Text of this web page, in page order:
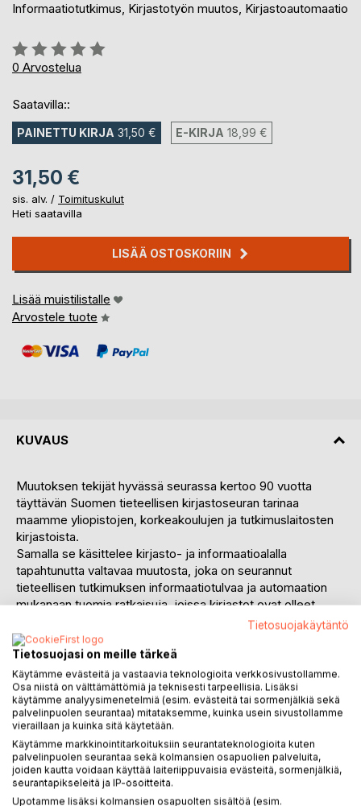
Informaatiotutkimus, Kirjastotyön muutos, Kirjastoautomaatio
Arvostelu::
0%
0 Arvostelua
Saatavilla::
PAINETTU KIRJA 31,50 € E-KIRJA 18,99 €
31,50 €
sis. alv. / Toimituskulut
Heti saatavilla
LISÄÄ OSTOSKORIIN
Lisää muistilistalle
Arvostele tuote
KUVAUS
Muutoksen tekijät hyvässä seurassa kertoo 90 vuotta
täyttävän Suomen tieteellisen kirjastoseuran tarinaa
maamme yliopistojen, korkeakoulujen ja tutkimuslaitosten
kirjastoista.
Samalla se käsittelee kirjasto- ja informaatioalalla
tapahtunutta valtavaa muutosta, joka on seurannut
tieteellisen tutkimuksen informaatiotulvaa ja automaation
mukanaan tuomia ratkaisuja, joissa kirjastot ovat olleet
valppaina mukana. Kirjassa keskitytään vuosiin 1970-2010
jolloin tiedonhallinta ja -hankinta sekä sen jakaminen
alkoivat vaatia aivan uudenlaista kykyä pysyä mukana
muuttuvassa toimintaympäristössä, mutta samalla sivutaan
myös vanhempia vuosikymmeniä samoin kuin aivan viime
vuosina tapahtunutta kehitystä.
Kirjan kirjoittajat ovat seuran jäseniä ja samalla alan
huippuosaajia. He kertovat omiin kokemuksiinsa perustuvaa
tarinaa. Kirjassa kuullaan myös useiden kymmenien
ammattilaisten haastatteluissa esille tulleita näkökulmia.
Oman rikkaan osuutensa tarinaan antavat nyt jo eläkkeelle
Tietosuojakäytäntö
Tietosuojasi on meille tärkeä
Käytämme evästeitä ja vastaavia teknologioita verkkosivustollamme.
Osa niistä on välttämättömiä ja teknisesti tarpeellisia. Lisäksi
käytämme analyysimenetelmiä (esim. evästeitä tai sormenjälkiä sekä
palvelinpuolen seurantaa) mitataksemme, kuinka usein sivustollamme
vieraillaan ja kuinka sitä käytetään.
Käytämme markkinointitarkoituksiin seurantateknologioita kuten
palvelinpuolen seurantaa sekä kolmansien osapuolien palveluita,
joiden kautta voidaan käyttää laiteriippuvaisia evästeitä, sormenjälkiä,
seurantapikseleitä ja IP-osoitteita.
Upotamme lisäksi kolmansien osapuolten sisältöä (esim.